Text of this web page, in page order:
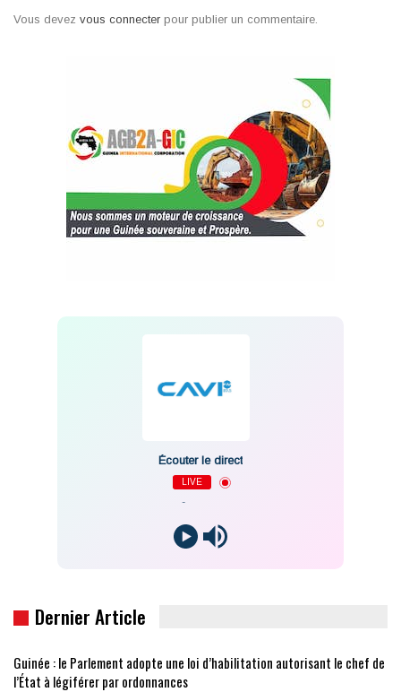
Vous devez vous connecter pour publier un commentaire.
Écouter le direct
LIVE
Dernier Article
Guinée : le Parlement adopte une loi d’habilitation autorisant le chef de
l’État à légiférer par ordonnances